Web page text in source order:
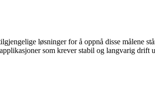
løsninger for å oppnå disse målene
som krever stabil og langvarig drift